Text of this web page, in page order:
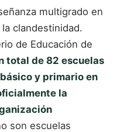
multigrado en
clandestinidad.
de Educación de
total de 82 escuelas
y primario en
la
son escuelas